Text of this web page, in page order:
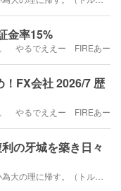
金率15%
。 やるでええー FIREあー
FX会社 2026/7 歴
。 やるでええー FIREあー
の牙城を築き日々